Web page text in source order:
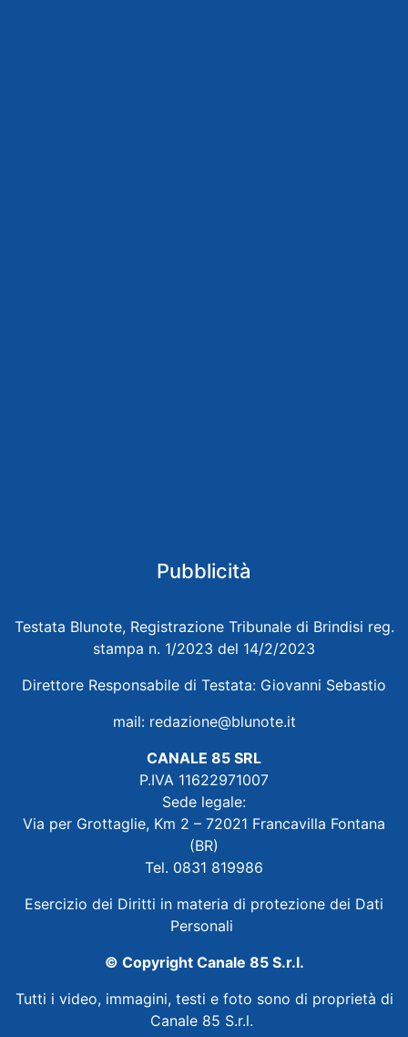
Pubblicità
Testata Blunote, Registrazione Tribunale di Brindisi reg.
stampa n. 1/2023 del 14/2/2023
Direttore Responsabile di Testata: Giovanni Sebastio
mail: redazione@blunote.it
CANALE 85 SRL
P.IVA 11622971007
Sede legale:
Via per Grottaglie, Km 2 – 72021 Francavilla Fontana
(BR)
Tel. 0831 819986
Esercizio dei Diritti in materia di protezione dei Dati
Personali
© Copyright Canale 85 S.r.l.
Tutti i video, immagini, testi e foto sono di proprietà di
Canale 85 S.r.l.